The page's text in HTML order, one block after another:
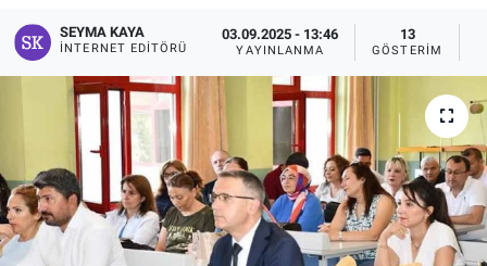
SEYMA KAYA
İNTERNET EDITÖRÜ
03.09.2025 - 13:46
YAYINLANMA
13
GÖSTERIM